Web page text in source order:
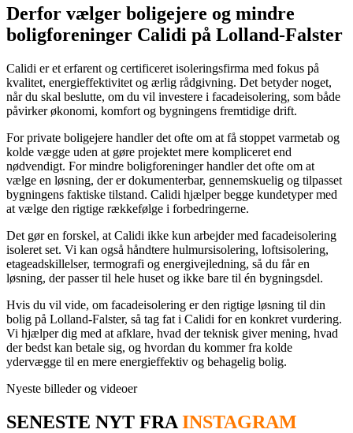
Derfor vælger boligejere og mindre
boligforeninger Calidi på Lolland-Falster
Calidi er et erfarent og certificeret isoleringsfirma med fokus på
kvalitet, energieffektivitet og ærlig rådgivning. Det betyder noget,
når du skal beslutte, om du vil investere i facadeisolering, som både
påvirker økonomi, komfort og bygningens fremtidige drift.
For private boligejere handler det ofte om at få stoppet varmetab og
kolde vægge uden at gøre projektet mere kompliceret end
nødvendigt. For mindre boligforeninger handler det ofte om at
vælge en løsning, der er dokumenterbar, gennemskuelig og tilpasset
bygningens faktiske tilstand. Calidi hjælper begge kundetyper med
at vælge den rigtige rækkefølge i forbedringerne.
Det gør en forskel, at Calidi ikke kun arbejder med facadeisolering
isoleret set. Vi kan også håndtere hulmursisolering, loftsisolering,
etageadskillelser, termografi og energivejledning, så du får en
løsning, der passer til hele huset og ikke bare til én bygningsdel.
Hvis du vil vide, om facadeisolering er den rigtige løsning til din
bolig på Lolland-Falster, så tag fat i Calidi for en konkret vurdering.
Vi hjælper dig med at afklare, hvad der teknisk giver mening, hvad
der bedst kan betale sig, og hvordan du kommer fra kolde
ydervægge til en mere energieffektiv og behagelig bolig.
Nyeste billeder og videoer
SENESTE NYT FRA INSTAGRAM